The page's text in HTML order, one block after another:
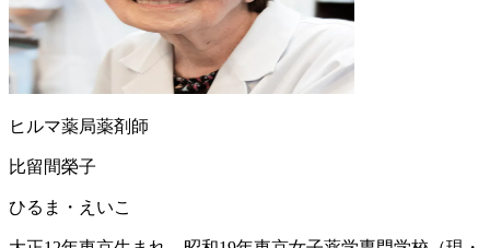
ヒルマ薬局薬剤師
比留間榮子
ひるま・えいこ